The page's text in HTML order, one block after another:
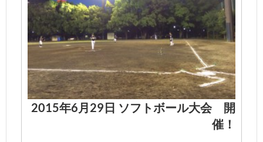
2015年6月29日 ソフトボール大会 開
催！